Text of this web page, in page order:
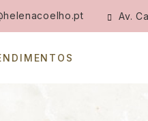
Av.